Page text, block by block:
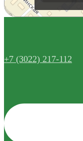
+7 (3022) 217-112